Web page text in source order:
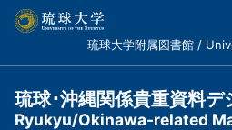
コ
琉球大学附属図書館 /
琉球･沖縄関係貴重資料デ
Ryukyu/Okinawa-related